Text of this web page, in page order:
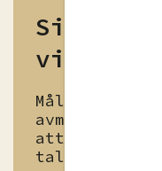
Sist jag
viktigt
Målet med
avmystifiera
att öppna
tala i.